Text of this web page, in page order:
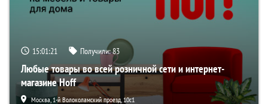
15:01:20 Получили:83
Любые товары во всей розничной сети и интернет-
магазине Hoff
Москва, 1-й Волоколамский проезд, 10с1